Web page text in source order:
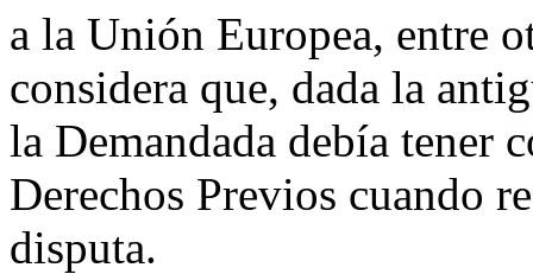
a la Unión Europea, entre
considera que, dada la
la Demandada debía tener
Derechos Previos cuando
disputa.